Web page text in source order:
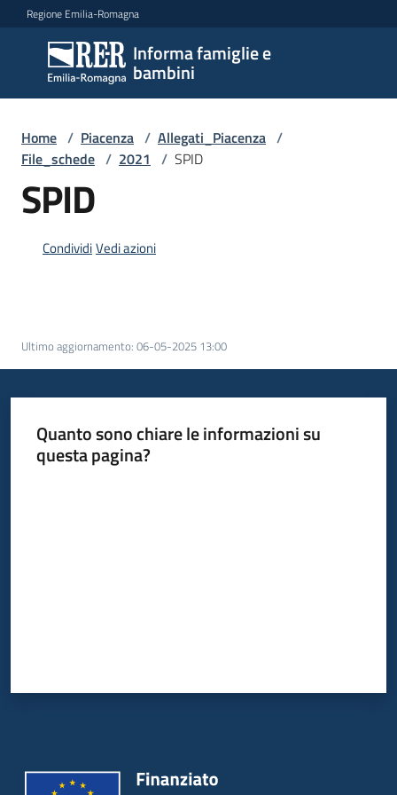
Vai al contenuto
Vai alla navigazione
Vai al footer
Regione Emilia-Romagna
Informa famiglie e
bambini
Informa
famiglie
e
bambini
Argomenti
per
le
Informazioni
Home / Piacenza / Allegati_Piacenza /
File_schede / 2021 / SPID
SPID
CondividiVedi azioni
Ultimo aggiornamento: 06-05-2025 13:00
Quanto sono chiare le informazioni su
questa pagina?